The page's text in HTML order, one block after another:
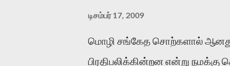
டிசம்பர் 17, 2009
மொழி சங்கேத சொற்களால்
பிரதிபலிக்கின்றன என்று